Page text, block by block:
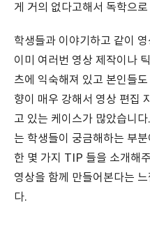
게 거의 없다고해서 독학으
학생들과 이야기하고 같이
이미 여러번 영상 제작이나
츠에 익숙해져 있고 본인들
향이 매우 강해서 영상 편집
고 있는 케이스가 많았습니
는 학생들이 궁금해하는 부
한 몇 가지 TIP 들을 소개해
영상을 함께 만들어본다는
다.